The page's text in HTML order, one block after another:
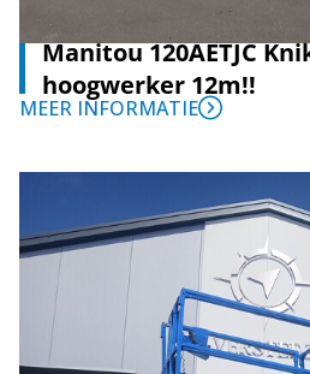
Manitou 120AETJC
hoogwerker 12m!!
MEER INFORMATIE